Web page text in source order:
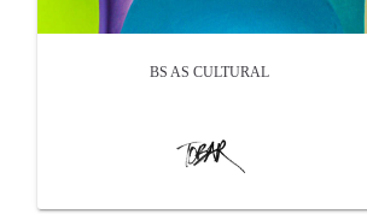
BS AS CULTURAL